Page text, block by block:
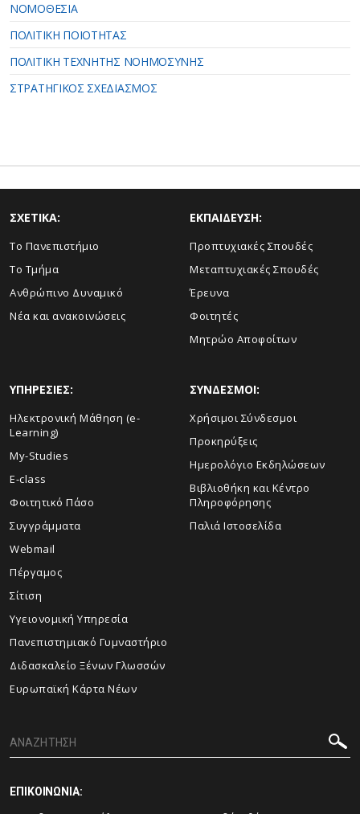
ΝΟΜΟΘΕΣΙΑ
ΠΟΛΙΤΙΚΗ ΠΟΙΟΤΗΤΑΣ
ΠΟΛΙΤΙΚΗ ΤΕΧΝΗΤΗΣ ΝΟΗΜΟΣΥΝΗΣ
ΣΤΡΑΤΗΓΙΚΟΣ ΣΧΕΔΙΑΣΜΟΣ
ΣΧΕΤΙΚΑ:
Το Πανεπιστήμιο
Το Τμήμα
Ανθρώπινο Δυναμικό
Νέα και ανακοινώσεις
ΕΚΠΑΙΔΕΥΣΗ:
Προπτυχιακές Σπουδές
Μεταπτυχιακές Σπουδές
Έρευνα
Φοιτητές
Μητρώο Αποφοίτων
ΥΠΗΡΕΣΙΕΣ:
Ηλεκτρονική Μάθηση (e-
Learning)
My-Studies
E-class
Φοιτητικό Πάσο
Συγγράμματα
Webmail
Πέργαμος
Σίτιση
Υγειονομική Υπηρεσία
Πανεπιστημιακό Γυμναστήριο
Διδασκαλείο Ξένων Γλωσσών
Ευρωπαϊκή Κάρτα Νέων
ΣΥΝΔΕΣΜΟΙ:
Χρήσιμοι Σύνδεσμοι
Προκηρύξεις
Ημερολόγιο Εκδηλώσεων
Βιβλιοθήκη και Κέντρο
Πληροφόρησης
Παλιά Ιστοσελίδα
ΕΠΙΚΟΙΝΩΝΙΑ: